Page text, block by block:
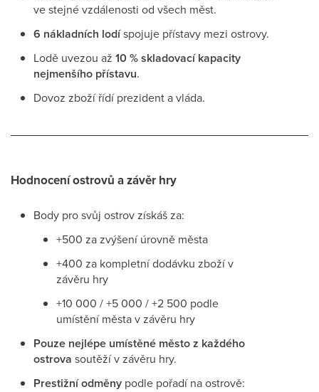
ve stejné vzdálenosti od všech měst.
6 nákladních lodíspojuje přístavy mezi ostrovy.
Lodě uvezou až 10 % skladovací kapacity
nejmenšího přístavu.
Dovoz zboží řídí prezident a vláda.
Hodnocení ostrovů a závěr hry
Body pro svůj ostrov získáš za:
+500 za zvýšení úrovně města
+400 za kompletní dodávku zboží v
závěru hry
+10 000 / +5 000 / +2 500 podle
umístění města v závěru hry
Pouze nejlépe umístěné město z každého
ostrova soutěží v závěru hry.
Prestižní odměny podle pořadí na ostrově: